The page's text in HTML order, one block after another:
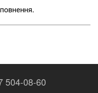
504-08-60